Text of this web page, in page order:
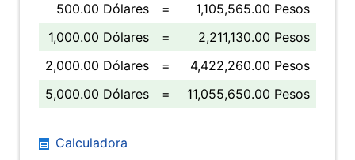
500.00 Dólares
=
1,105,565.00 Pesos
1,000.00 Dólares
=
2,211,130.00 Pesos
2,000.00 Dólares
=
4,422,260.00 Pesos
5,000.00 Dólares
= 11,055,650.00 Pesos
Calculadora